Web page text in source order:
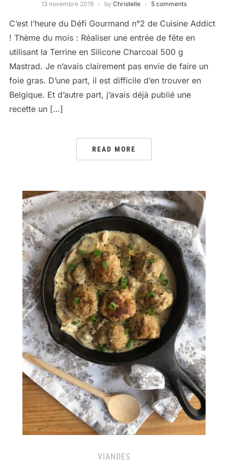
13 novembre 2018 by Christelle 5 comments
C’est l’heure du Défi Gourmand n°2 de Cuisine Addict
! Thème du mois : Réaliser une entrée de fête en
utilisant la Terrine en Silicone Charcoal 500 g
Mastrad. Je n’avais clairement pas envie de faire un
foie gras. D’une part, il est difficile d’en trouver en
Belgique. Et d’autre part, j’avais déjà publié une
recette un […]
READ MORE
VIANDES